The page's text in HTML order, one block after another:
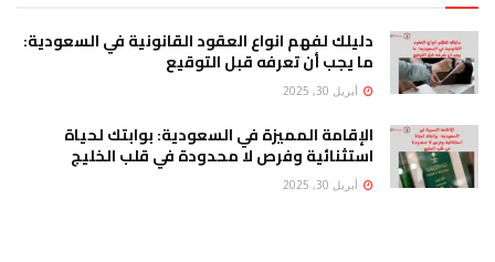
دليلك لفهم انواع العقود القانونية في السعودية:
ما يجب أن تعرفه قبل التوقيع
أبريل 30, 2025
الإقامة المميزة في السعودية: بوابتك لحياة
استثنائية وفرص لا محدودة في قلب الخليج
أبريل 30, 2025